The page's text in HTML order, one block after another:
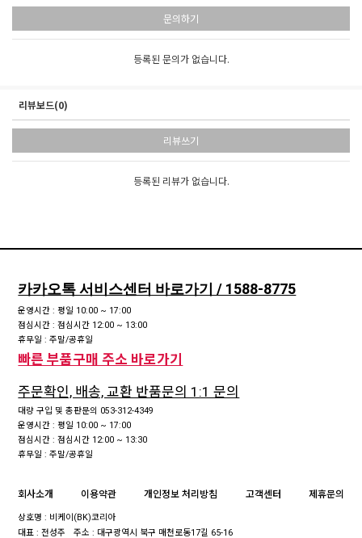
문의하기
등록된 문의가 없습니다.
리뷰보드(0)
리뷰쓰기
등록된 리뷰가 없습니다.
카카오톡 서비스센터 바로가기 / 1588-8775
운영시간 : 평일 10:00 ~ 17:00
점심시간 : 점심시간 12:00 ~ 13:00
휴무일 : 주말/공휴일
빠른 부품구매 주소 바로가기
주문확인, 배송, 교환 반품문의 1:1 문의
대량 구입 및 총판문의 053-312-4349
운영시간 : 평일 10:00 ~ 17:00
점심시간 : 점심시간 12:00 ~ 13:30
휴무일 : 주말/공휴일
회사소개 이용약관 개인정보 처리방침 고객센터 제휴문의
상호명 : 비케이(BK)코리아
대표 : 전성주
주소 : 대구광역시 북구 매천로동17길 65-16